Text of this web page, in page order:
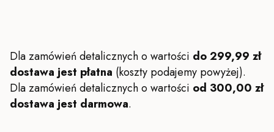
Dla zamówień detalicznych o wartości do 299,99 zł
dostawa jest płatna (koszty podajemy powyżej).
Dla zamówień detalicznych o wartości od 300,00 zł
dostawa jest darmowa.